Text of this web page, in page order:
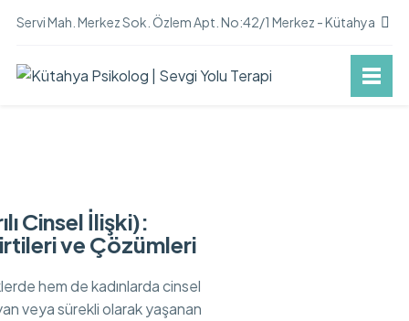
Servi Mah. Merkez Sok. Özlem Apt. No:42/1 Merkez - Kütahya
Cinsel İlişki):
ve Çözümleri
hem de kadınlarda cinsel
veya sürekli olarak yaşanan